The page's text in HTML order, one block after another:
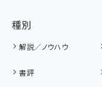
種別
解説／ノウハウ
書評